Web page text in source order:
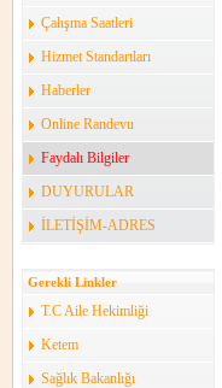
Çalışma Saatleri
Hizmet Standartları
Haberler
Online Randevu
Faydalı Bilgiler
DUYURULAR
İLETİŞİM-ADRES
Gerekli Linkler
T.C Aile Hekimliği
Ketem
Sağlık Bakanlığı